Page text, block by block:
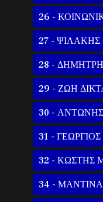
26 -
27 - ΨΙΛΑΚΗΣ
28 -
29 - ΖΩΗ
30 -
31 -
32 - ΚΩΣΤΗΣ
34 -